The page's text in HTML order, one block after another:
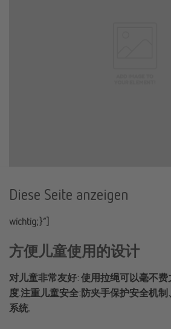
Diese Seite anzeigen
wichtig;}”]
方便儿童使用的设计
对儿童非常友好: 使用拉绳可以毫不
度.注重儿童安全:防夹手保护安全机制
系统.